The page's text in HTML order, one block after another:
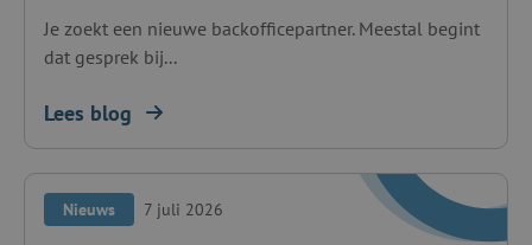
Je zoekt een nieuwe backofficepartner. Meestal begint
dat gesprek bij...
Lees blog
Nieuws 7 juli 2026